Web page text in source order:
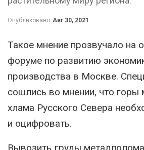
Опубликовано Авг 30, 2021
Такое мнение прозвучало на
форуме по развитию
производства в Москве.
сошлись во мнении, что горы
хлама Русского Севера
и оцифровать.
Вывозить груды